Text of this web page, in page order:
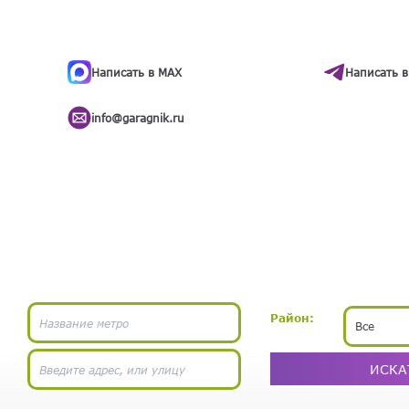
Написать в MAX Написать
info@garagnik.ru
Район:
Все